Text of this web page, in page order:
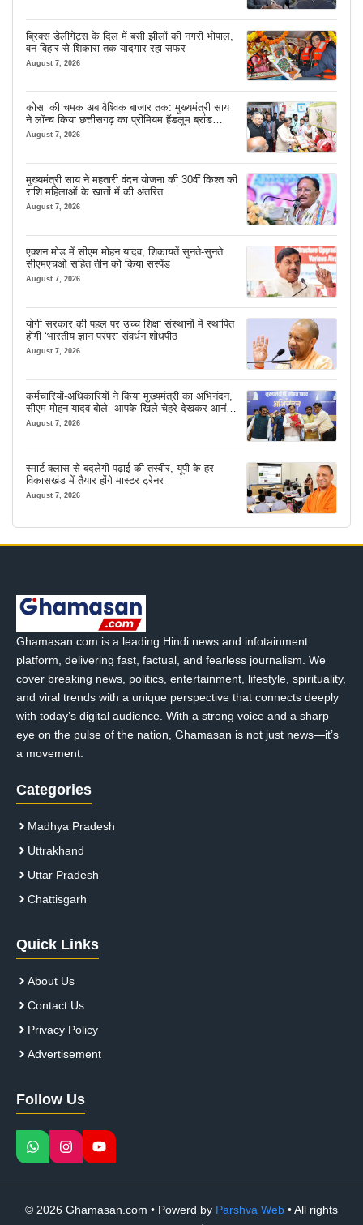
ब्रिक्स डेलीगेट्स के दिल में बसी झीलों की नगरी भोपाल,
वन विहार से शिकारा तक यादगार रहा सफर
August 7, 2026
कोसा की चमक अब वैश्विक बाजार तक: मुख्यमंत्री साय
ने लॉन्च किया छत्तीसगढ़ का प्रीमियम हैंडलूम ब्रांड
‘कोशल फैब’
August 7, 2026
मुख्यमंत्री साय ने महतारी वंदन योजना की 30वीं किश्त की
राशि महिलाओं के खातों में की अंतरित
August 7, 2026
एक्शन मोड में सीएम मोहन यादव, शिकायतें सुनते-सुनते
सीएमएचओ सहित तीन को किया सस्पेंड
August 7, 2026
योगी सरकार की पहल पर उच्च शिक्षा संस्थानों में स्थापित
होंगी ‘भारतीय ज्ञान परंपरा संवर्धन शोधपीठ
August 7, 2026
कर्मचारियों-अधिकारियों ने किया मुख्यमंत्री का अभिनंदन,
सीएम मोहन यादव बोले- आपके खिले चेहरे देखकर आनंद
आता है
August 7, 2026
स्मार्ट क्लास से बदलेगी पढ़ाई की तस्वीर, यूपी के हर
विकासखंड में तैयार होंगे मास्टर ट्रेनर
August 7, 2026
Ghamasan.com is a leading Hindi news and infotainment
platform, delivering fast, factual, and fearless journalism. We
cover breaking news, politics, entertainment, lifestyle, spirituality,
and viral trends with a unique perspective that connects deeply
with today’s digital audience. With a strong voice and a sharp
eye on the pulse of the nation, Ghamasan is not just news—it’s
a movement.
Categories
Madhya Pradesh
Uttrakhand
Uttar Pradesh
Chattisgarh
Quick Links
About Us
Contact Us
Privacy Policy
Advertisement
Follow Us
© 2026 Ghamasan.com • Powerd by Parshva Web • All rights